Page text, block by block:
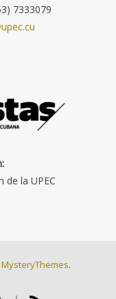
7333079
de la UPEC
MysteryThemes.